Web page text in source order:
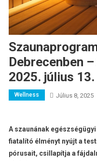
Debrecenben
2025. július 13.
Wellness Július 8, 2025
A szaunának
fiatalító élményt nyújt a
pórusait, csillapítja a